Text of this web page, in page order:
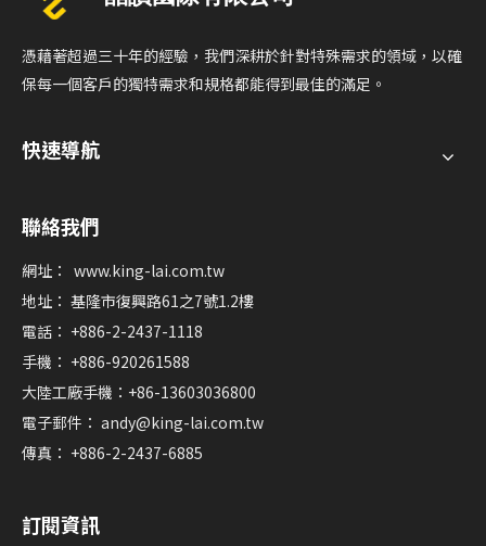
憑藉著超過三十年的經驗，我們深耕於針對特殊需求的領域，以確
保每一個客戶的獨特需求和規格都能得到最佳的滿足。
快速導航
聯絡我們
網址： www.king-lai.com.tw
地址： 基隆市復興路61之7號1.2樓
電話： +886-2-2437-1118
手機： +886-920261588
大陸工廠手機：+86-13603036800
電子郵件： andy@king-lai.com.tw
傳真： +886-2-2437-6885
訂閱資訊